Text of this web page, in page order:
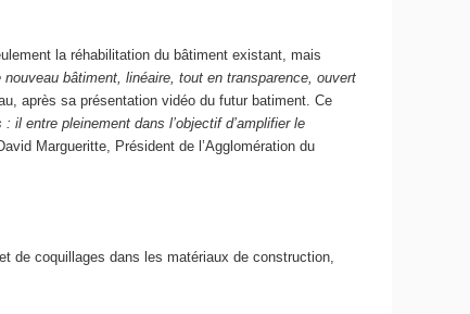
la réhabilitation du bâtiment existant, mais
nouveau bâtiment, linéaire, tout en transparence, ouvert
après sa présentation vidéo du futur batiment. Ce
il entre pleinement dans l’objectif d’amplifier le
Margueritte, Président de l’Agglomération du
de coquillages dans les matériaux de construction,